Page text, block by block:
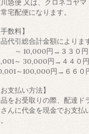
急便 又は、クロネコヤマ
宅配便になります。
手数料】
代引総合計金額によりま
10,000円→３３０円
～ 30,000円→４４０円
～100,000円→６６０
お支払い方法】
をお受取りの際、配達ド
んに代金を現金でお支払